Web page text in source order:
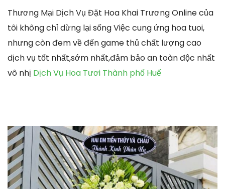
Thương Mại Dịch Vụ Đặt Hoa Khai Trương Online của
tôi không chỉ dừng lại sống Việc cung ứng hoa tuoi,
nhưng còn đem về đến game thủ chất lượng cao
dịch vụ tốt nhất,sớm nhất,đảm bảo an toàn độc nhất
vô nhị Dịch Vụ Hoa Tươi Thành phố Huế